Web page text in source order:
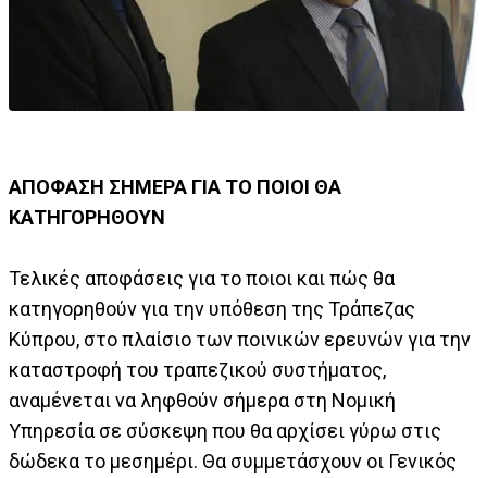
ΑΠΟΦΑΣΗ ΣΗΜΕΡΑ ΓΙΑ ΤΟ ΠΟΙΟΙ ΘΑ
ΚΑΤΗΓΟΡΗΘΟΥΝ
Τελικές αποφάσεις για το ποιοι και πώς θα
κατηγορηθούν για την υπόθεση της Τράπεζας
Κύπρου, στο πλαίσιο των ποινικών ερευνών για την
καταστροφή του τραπεζικού συστήματος,
αναμένεται να ληφθούν σήμερα στη Νομική
Υπηρεσία σε σύσκεψη που θα αρχίσει γύρω στις
δώδεκα το μεσημέρι. Θα συμμετάσχουν οι Γενικός